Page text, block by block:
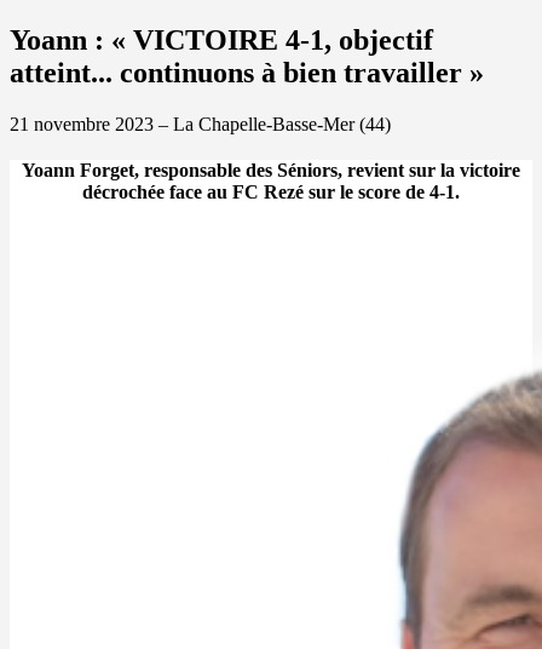
Yoann : « VICTOIRE 4-1, objectif
atteint... continuons à bien travailler »
21 novembre 2023 – La Chapelle-Basse-Mer (44)
Yoann Forget, responsable des Séniors, revient sur la victoire
décrochée face au FC Rezé sur le score de 4-1.